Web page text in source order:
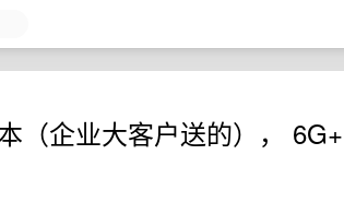
（企业大客户送的）， 6G+